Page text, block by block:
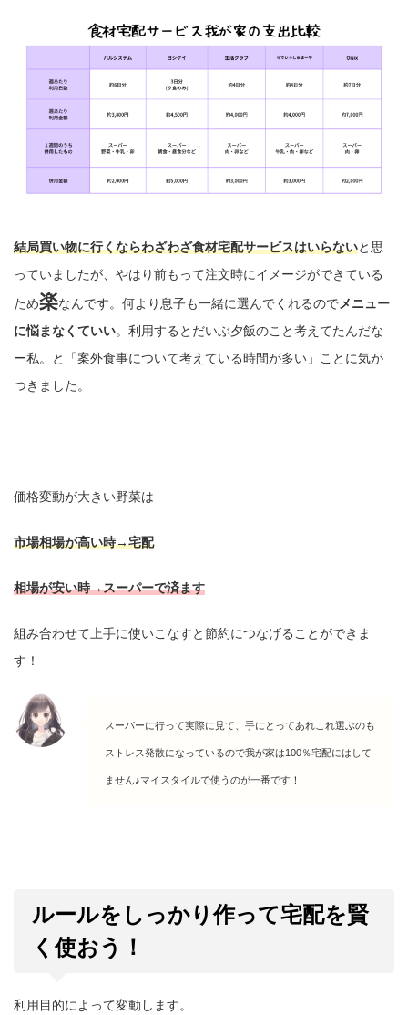
結局買い物に行くならわざわざ食材宅配サービスはいらないと思
っていましたが、やはり前もって注文時にイメージができている
ため楽なんです。何より息子も一緒に選んでくれるのでメニュー
に悩まなくていい。利用するとだいぶ夕飯のこと考えてたんだな
ー私。と「案外食事について考えている時間が多い」ことに気が
つきました。
価格変動が大きい野菜は
市場相場が高い時→宅配
相場が安い時→スーパーで済ます
組み合わせて上手に使いこなすと節約につなげることができま
す！
スーパーに行って実際に見て、手にとってあれこれ選ぶのも
ストレス発散になっているので我が家は100％宅配にはして
ません♪マイスタイルで使うのが一番です！
ルールをしっかり作って宅配を賢
く使おう！
利用目的によって変動します。